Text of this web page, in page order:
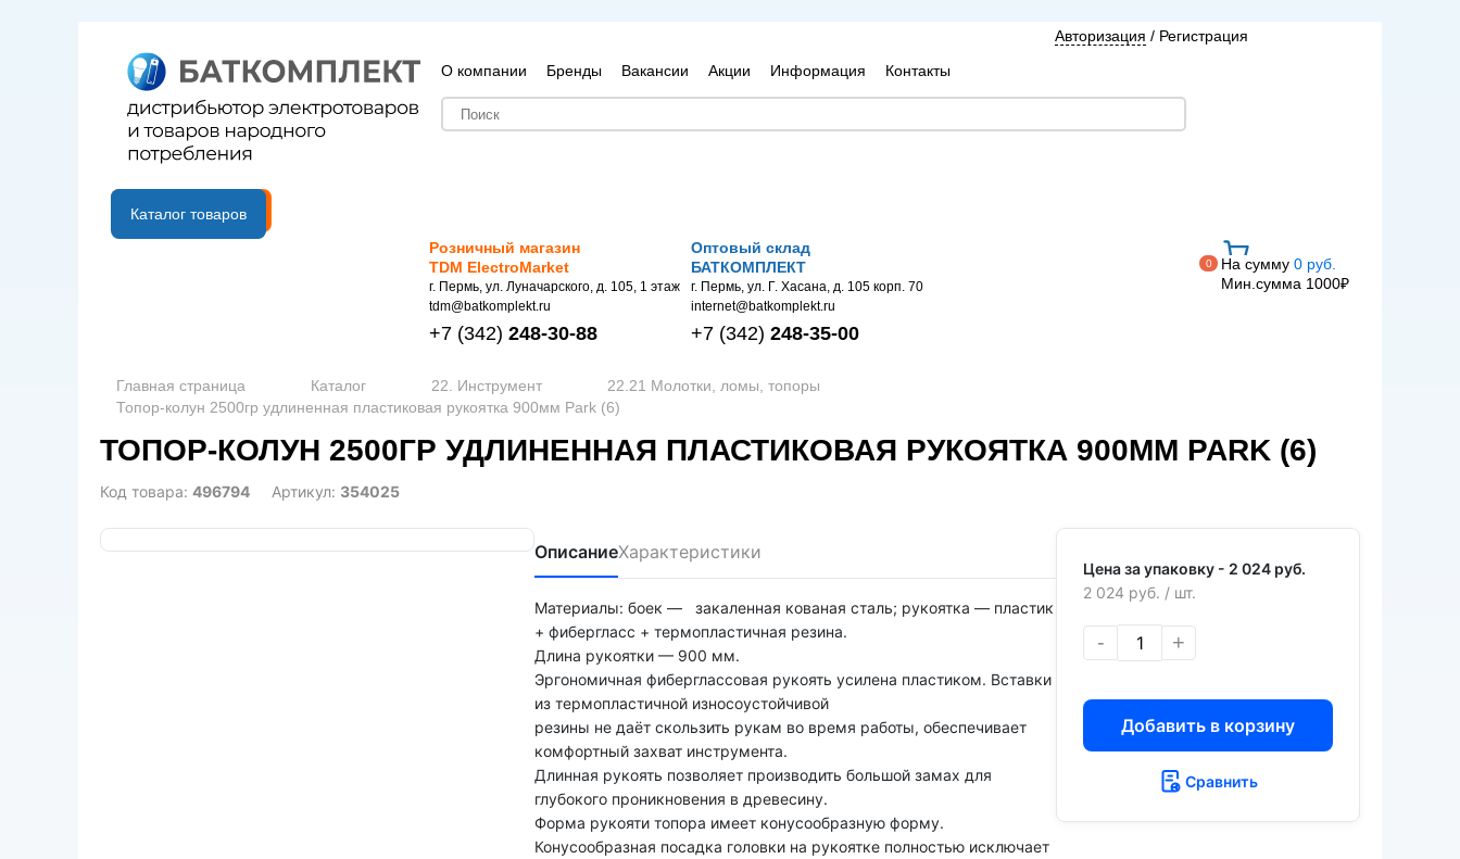
О компании Бренды Вакансии Акции Информация Контакты
Авторизация / Регистрация
B2B портал
Каталог товаров
Розничный магазин
TDM ElectroMarket
г. Пермь, ул. Луначарского, д. 105, 1 этаж
tdm@batkomplekt.ru
+7 (342) 248-30-88
Оптовый склад
БАТКОМПЛЕКТ
г. Пермь, ул. Г. Хасана, д. 105 корп. 70
internet@batkomplekt.ru
+7 (342) 248-35-00
0 На сумму 0 руб.
Мин.сумма 1000₽
Главная страница Каталог 22. Инструмент
22.21 Молотки, ломы, топоры
Топор-колун 2500гр удлиненная пластиковая рукоятка 900мм Park (6)
ТОПОР-КОЛУН 2500ГР УДЛИНЕННАЯ ПЛАСТИКОВАЯ РУКОЯТКА 900ММ PARK (6)
Код товара: 496794 Артикул: 354025
ОписаниеХарактеристики
Материалы: боек — закаленная кованая сталь; рукоятка — пластик
+ фибергласс + термопластичная резина.
Длина рукоятки — 900 мм.
Эргономичная фиберглассовая рукоять усилена пластиком. Вставки
из термопластичной износоустойчивой
резины не даёт скользить рукам во время работы, обеспечивает
комфортный захват инструмента.
Длинная рукоять позволяет производить большой замах для
глубокого проникновения в древесину.
Форма рукояти топора имеет конусообразную форму.
Конусообразная посадка головки на рукоятке полностью исключает
Цена за упаковку - 2 024 руб.
2 024 руб. / шт.
- +
Добавить в корзину
Сравнить